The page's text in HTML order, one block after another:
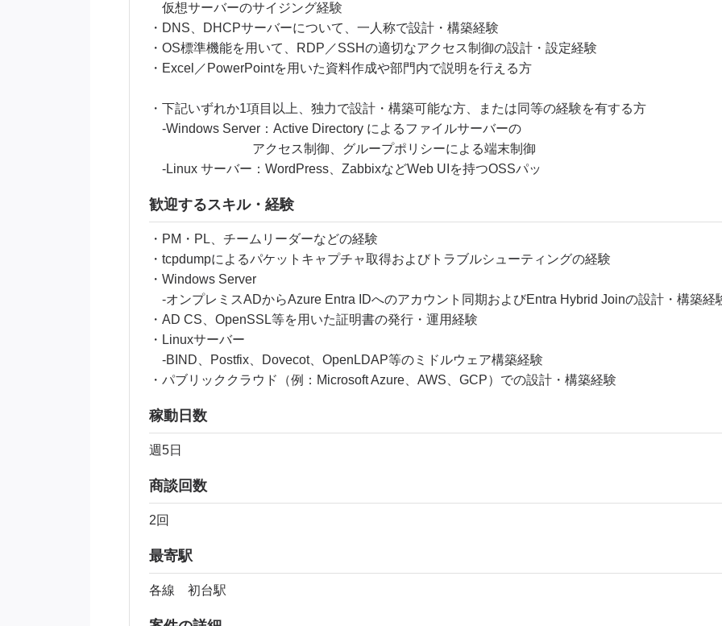
仮想サーバーのサイジング経験
・DNS、DHCPサーバーについて、一人称で設計・構築経験
・OS標準機能を用いて、RDP／SSHの適切なアクセス制御の設計・設定経験
・Excel／PowerPointを用いた資料作成や部門内で説明を行える方
・下記いずれか1項目以上、独力で設計・構築可能な方、または同等の経験を有する方
-Windows Server：Active Directory によるファイルサーバーの
アクセス制御、グループポリシーによる端末制御
-Linux サーバー：WordPress、ZabbixなどWeb UIを持つOSSパッ
歓迎するスキル・経験
・PM・PL、チームリーダーなどの経験
・tcpdumpによるパケットキャプチャ取得およびトラブルシューティングの経験
・Windows Server
-オンプレミスADからAzure Entra IDへのアカウント同期およびEntra Hybrid Joinの設計・構築経
・AD CS、OpenSSL等を用いた証明書の発行・運用経験
・Linuxサーバー
-BIND、Postfix、Dovecot、OpenLDAP等のミドルウェア構築経験
・パブリッククラウド（例：Microsoft Azure、AWS、GCP）での設計・構築経験
稼動日数
週5日
商談回数
2回
最寄駅
各線 初台駅